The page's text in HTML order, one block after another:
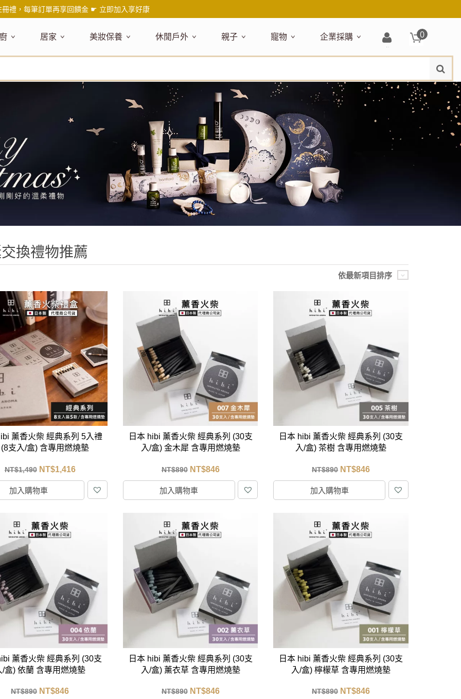
禮，每筆訂單再享回饋金 ☛ 立即加入享好康
健康食材
南北乾貨
義大利麵醬
嚴選食品
抹醬
零食糖果
沖泡飲品
穀片 / 麥片
保健食品
嚴選
木質餐廚
咖啡
保溫杯瓶
隨行綠生活
料理工具
烘焙用具
餐桌食器
刀叉匙筷
研磨調味
托盤層架
酒類器具
茶器具
咖啡器具
／玻璃杯
杯
／水壺
配件
食材收納
保鮮盒／便當盒
封口保鮮用具
廚房收納
冰箱收納
刀具砧板架
廚房收納架
鍋
配件
小家電
快煮壺
居家
主題嚴選
日本 今治毛巾
天然驅蟲清潔劑
英式治癒系香氛
北歐簡約家居
居家清潔
地板清潔
廚房清潔
浴廁清潔
擦巾／抹布
垃圾／廚餘桶
防護消毒
居家收納
收納櫃
衣物收納
衛浴收納
精油／香氛
室內擴香
線香薰香
居家擺飾
造型時鐘
面紙盒套
衛浴用品
浴巾／毛巾
地毯／地墊
鞋櫃鞋架
階梯／增高梯
床單被套
枕芯枕套
美妝保養
主題嚴選
深層紓壓按摩
美妝／香水
清潔洗沐
保養
芳療／按摩
個人護理
口腔清潔保養
手部保養
體香膏／噴霧
美妝品牌精選
休閒戶外
主題嚴選
減塑隨行環保袋
專業瑜珈品牌
露營野炊
野餐派對
穿搭配件
飾品配件
運動健身
瑜珈舖巾
運動水瓶
戶外活動
野餐露營
防蚊用品
旅遊
旅行隨身
旅行收納
親子
主題嚴選
彌月禮盒
孕期保養禮盒
孕媽咪口袋清單
天然有機無毒玩具
母嬰清潔保養
沐浴護理
兒童浴巾/浴袍
玩具天地
固齒器
玩具收納
外出必備
兒童雨鞋
寶寶旅行
寶寶睡覺
安撫巾
寵物
主題嚴選
寵物露營
節慶主題玩具
狗狗專區
狗狗玩具
狗狗居家
狗狗營養保健
沐浴美容
狗狗外出
企業採購
企業採購
0
冊
換禮物推薦
依最新項目排序
薰香火柴 經典系列 5入禮
支入/盒) 含專用燃燒墊
NT$1,490 NT$1,416
加入購物車
日本 hibi 薰香火柴 經典系列 (30支
入/盒) 金木犀 含專用燃燒墊
NT$890 NT$846
加入購物車
日本 hibi 薰香火柴 經典系列 (30支
入/盒) 茶樹 含專用燃燒墊
NT$890 NT$846
加入購物車
薰香火柴 經典系列 (30支
/盒) 依蘭 含專用燃燒墊
NT$890 NT$846
日本 hibi 薰香火柴 經典系列 (30支
入/盒) 薰衣草 含專用燃燒墊
NT$890 NT$846
日本 hibi 薰香火柴 經典系列 (30支
入/盒) 檸檬草 含專用燃燒墊
NT$890 NT$846